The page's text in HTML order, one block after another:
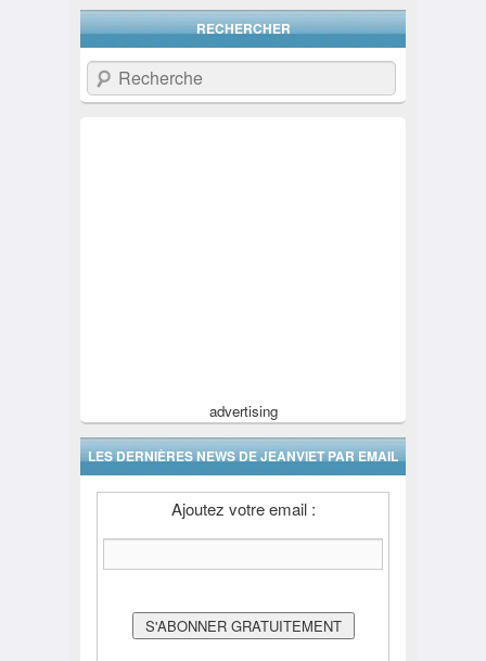
RECHERCHER
Recherche
advertising
LES DERNIÈRES NEWS DE JEANVIET PAR EMAIL
Ajoutez votre email :